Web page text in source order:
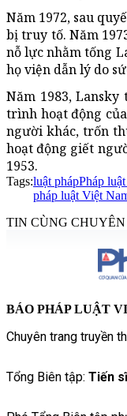
Năm 1972, sau
bị truy tố. Năm
nỗ lực nhằm tống
họ viện dẫn lý do
Năm 1983,
trình hoạt động
người khác, trốn
hoạt động giết
1953.
Tags:luật phápPháp
pháp luật Việt
TIN CÙNG
BÁO PHÁP LUẬT
Chuyên trang truyền
Tổng Biên tập: Tiến